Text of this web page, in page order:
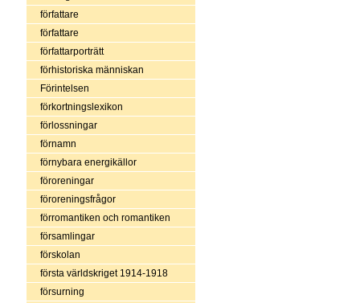
författare
författare
författarporträtt
förhistoriska människan
Förintelsen
förkortningslexikon
förlossningar
förnamn
förnybara energikällor
föroreningar
föroreningsfrågor
förromantiken och romantiken
församlingar
förskolan
första världskriget 1914-1918
försurning